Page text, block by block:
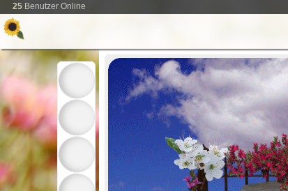
25 Benutzer Online